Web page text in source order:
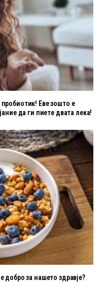
Еве зошто е
да ги пиете двата лека!
добро за нашето здравје?